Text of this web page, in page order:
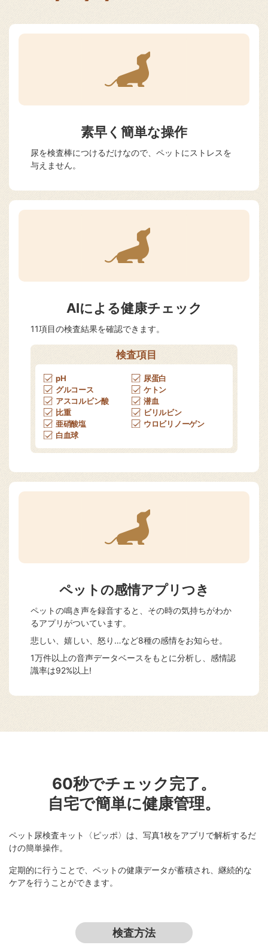
素早く簡単な操作
尿を検査棒につけるだけなので、ペットにストレスを
与えません。
AIによる健康チェック
11項目の検査結果を確認できます。
検査項目
pH
尿蛋白
グルコース
ケトン
アスコルビン酸
潜血
比重
ビリルビン
亜硝酸塩
ウロビリノーゲン
白血球
ペットの感情アプリつき
ペットの鳴き声を録音すると、その時の気持ちがわか
るアプリがついています。
悲しい、嬉しい、怒り…など8種の感情をお知らせ。
1万件以上の音声データベースをもとに分析し、感情認
識率は92%以上!
60秒でチェック完了。
自宅で簡単に健康管理。
ペット尿検査キット〈ピッポ〉は、写真1枚をアプリで解析するだ
けの簡単操作。
定期的に行うことで、ペットの健康データが蓄積され、継続的な
ケアを行うことができます。
検査方法